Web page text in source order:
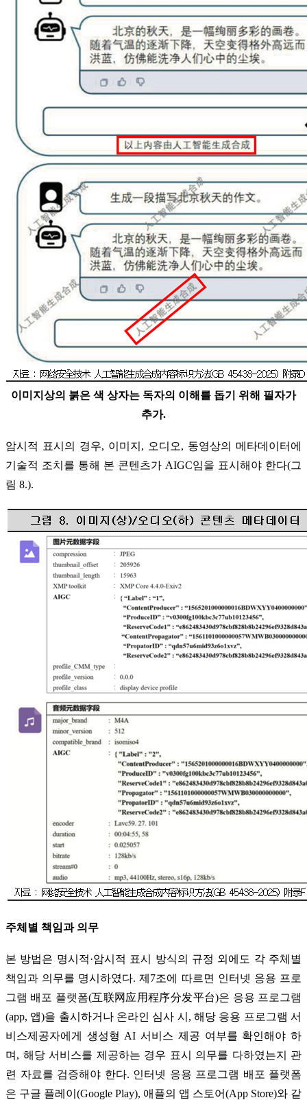
이미지상의 붉은 색 상자는 독자의 이해를 돕기 위해 필자가
추가.
암시적 표시의 경우, 이미지, 오디오, 동영상의 메타데이터에
기술적 조치를 통해 본 콘텐츠가 AIGC임을 표시해야 한다(그
림 8.).
주체별 책임과 의무
본 방법은 명시적·암시적 표시 방식의 규정 외에도 각 주체별
책임과 의무를 명시하였다. 제7조에 따르면 인터넷 응용 프로
그램 배포 플랫폼(互联网应用程序分发平台)은 응용 프로그램
(app, 앱)을 출시하거나 온라인 심사 시, 해당 응용 프로그램 서
비스제공자에게 생성형 AI 서비스 제공 여부를 확인해야 하
며, 해당 서비스를 제공하는 경우 표시 의무를 다하였는지 관
련 자료를 검증해야 한다. 인터넷 응용 프로그램 배포 플랫폼
은 구글 플레이(Google Play), 애플의 앱 스토어(App Store)와 같